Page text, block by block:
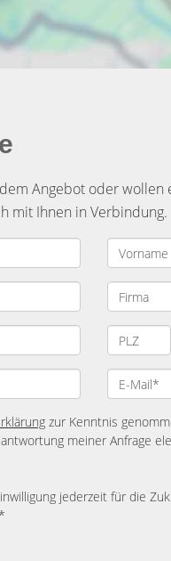
Angebot oder
mit Ihnen in Verbindung.
zur Kenntnis
meiner Anfrage
jederzeit für die